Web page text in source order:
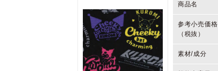
商品名
参考小売価格
（税抜）
素材/成分